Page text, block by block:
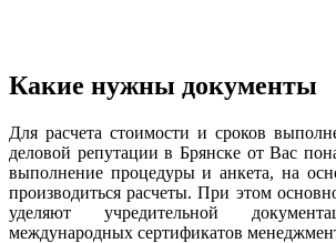
Какие нужны документы
Для расчета стоимости и сроков
деловой репутации в Брянске от Вас
выполнение процедуры и анкета, на
производиться расчеты. При этом
уделяют учредительной
международных сертификатов